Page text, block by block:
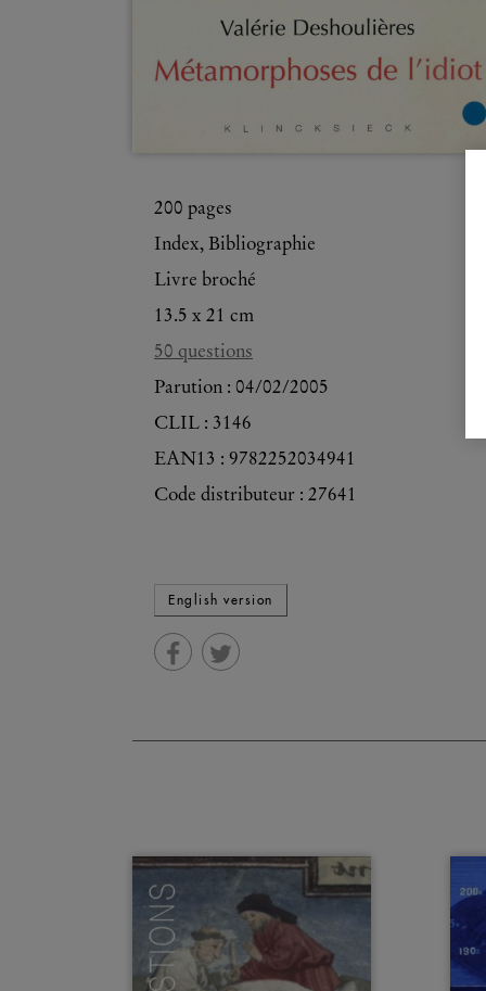
200 pages
Index, Bibliographie
Livre broché
13.5 x 21 cm
50 questions
Parution : 04/02/2005
CLIL : 3146
EAN13 : 9782252034941
Code distributeur : 27641
English version